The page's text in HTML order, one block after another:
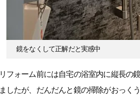
鏡をなくして正解だと実感中
リフォーム前には自宅の浴室内に縦長の
ましたが、だんだんと鏡の掃除がおっく